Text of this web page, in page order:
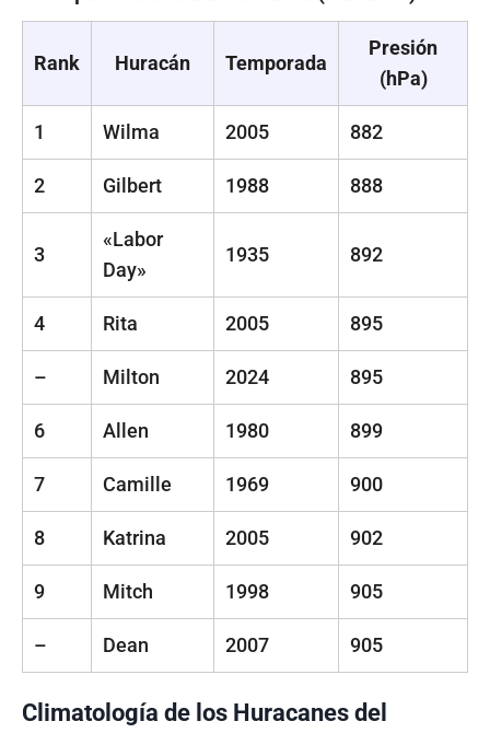
Rank Huracán Temporada
Presión
(hPa)
1 Wilma 2005 882
2 Gilbert 1988 888
3
«Labor
Day»
1935 892
4 Rita 2005 895
– Milton 2024 895
6 Allen 1980 899
7 Camille 1969 900
8 Katrina 2005 902
9 Mitch 1998 905
– Dean 2007 905
Climatología de los Huracanes del